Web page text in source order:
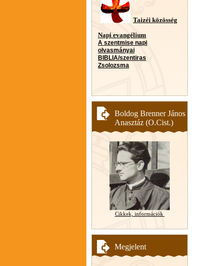
Taizéi közösség
Napi evangélium
A szentmise napi
olvasmányai
BIBLIA/szentiras
Zsolozsma
Boldog Brenner János
Anasztáz (O.Cist.)
Cikkek, információk
Megjelent